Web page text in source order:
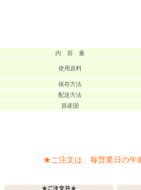
内 容 量
使用原料
保存方法
配送方法
原産国
★ご注文は、毎営業日の午